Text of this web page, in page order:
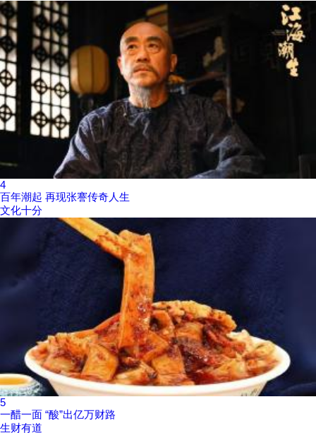
4
百年潮起 再现张謇传奇人生
文化十分
5
一醋一面 “酸”出亿万财路
生财有道